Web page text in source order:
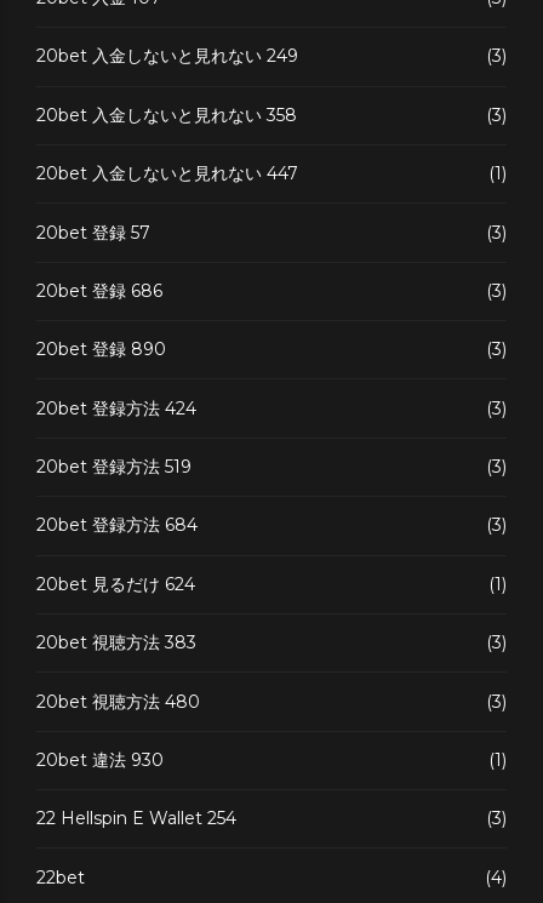
20bet 入金しないと見れない 249 (3)
20bet 入金しないと見れない 358 (3)
20bet 入金しないと見れない 447 (1)
20bet 登録 57 (3)
20bet 登録 686 (3)
20bet 登録 890 (3)
20bet 登録方法 424 (3)
20bet 登録方法 519 (3)
20bet 登録方法 684 (3)
20bet 見るだけ 624 (1)
20bet 視聴方法 383 (3)
20bet 視聴方法 480 (3)
20bet 違法 930 (1)
22 Hellspin E Wallet 254 (3)
22bet (4)